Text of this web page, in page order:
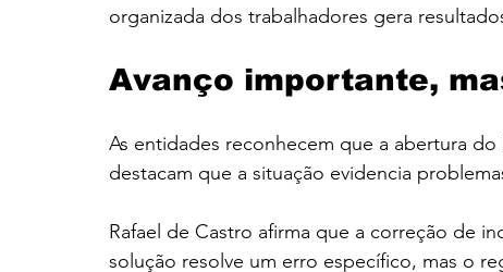
organizada dos trabalhadores gera
Avanço importante,
As entidades reconhecem que a abertura
destacam que a situação evidencia
Rafael de Castro afirma que a correção de
solução resolve um erro específico, mas o